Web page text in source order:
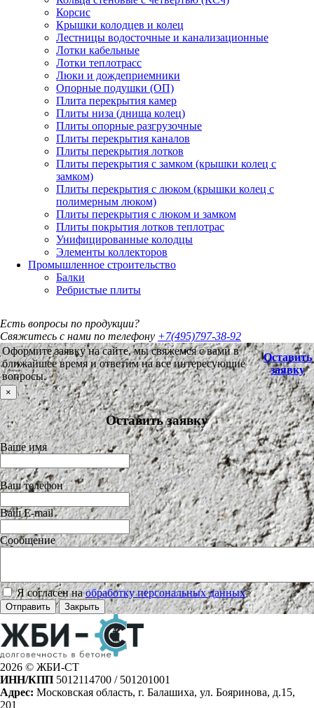
Корсис
Крышки колодцев и колец
Лестницы водосточные и канализационные
Лотки кабельные
Лотки теплотрасс
Люки и дождеприемники
Опорные подушки (ОП)
Плита перекрытия камер
Плиты низа (днища колец)
Плиты опорные разгрузочные
Плиты перекрытия каналов
Плиты перекрытия лотков
Плиты перекрытия с замком (крышки колец с
замком)
Плиты перекрытия с люком (крышки колец с
полимерным люком)
Плиты перекрытия с люком и замком
Плиты покрытия лотков теплотрас
Унифицированные колодцы
Элементы коллекторов
Промышленное строительство
Балки
Ребристые плиты
Есть вопросы по продукции?
Свяжитесь с нами по телефону +7(495)797-38-92
Оформите заявку на сайте, мы свяжемся с вами в
ближайшее время и ответим на все интересующие
вопросы.
Оставить
заявку
×
Оставить заявку
Ваше имя
Ваш телефон
Ваш E-mail
Сообщение
Я согласен наобработку персональных данных>
Отправить Закрыть
2026 © ЖБИ-СТ
ИНН/КПП 5012114700 / 501201001
Адрес: Московская область, г. Балашиха, ул. Бояринова, д.15,
201